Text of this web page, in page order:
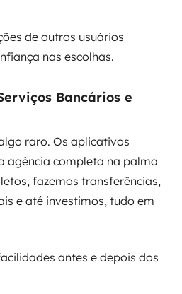
de outros usuários
nas escolhas.
Bancários e
raro. Os aplicativos
agência completa na palma
fazemos transferências,
e até investimos, tudo em
antes e depois dos